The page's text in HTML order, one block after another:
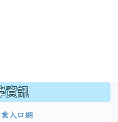
資訊
入口網